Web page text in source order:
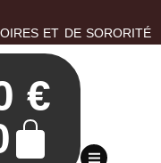
ET DE SORORITÉ
€